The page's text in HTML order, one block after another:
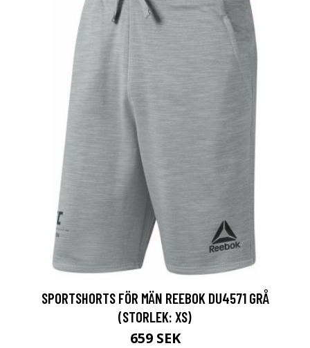
SPORTSHORTS FÖR MÄN REEBOK DU4571 GRÅ
(STORLEK: XS)
659 SEK